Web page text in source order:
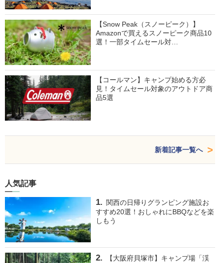
【Snow Peak（スノーピーク）】
Amazonで買えるスノーピーク商品10
選！一部タイムセール対…
【コールマン】キャンプ始める方必
見！タイムセール対象のアウトドア商
品5選
新着記事一覧へ
人気記事
関西の日帰りグランピング施設お
すすめ20選！おしゃれにBBQなどを楽
しもう
【大阪府貝塚市】キャンプ場「渓